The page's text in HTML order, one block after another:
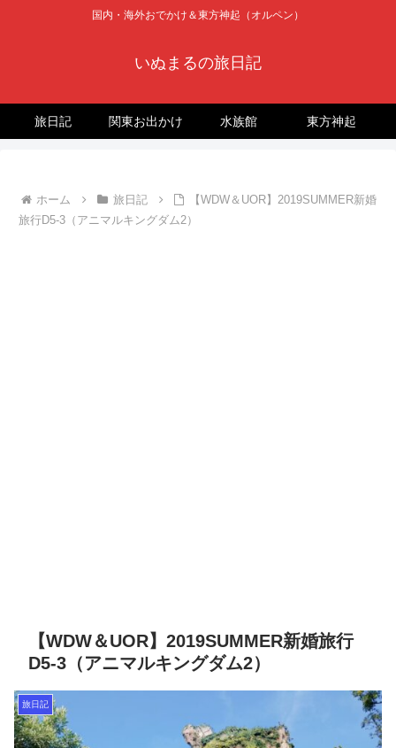
国内・海外おでかけ＆東方神起（オルペン）
いぬまるの旅日記
旅日記 関東お出かけ 水族館 東方神起
ホーム 旅日記
【WDW＆UOR】2019SUMMER新婚
旅行D5-3（アニマルキングダム2）
【WDW＆UOR】2019SUMMER新婚旅行
D5-3（アニマルキングダム2）
旅日記